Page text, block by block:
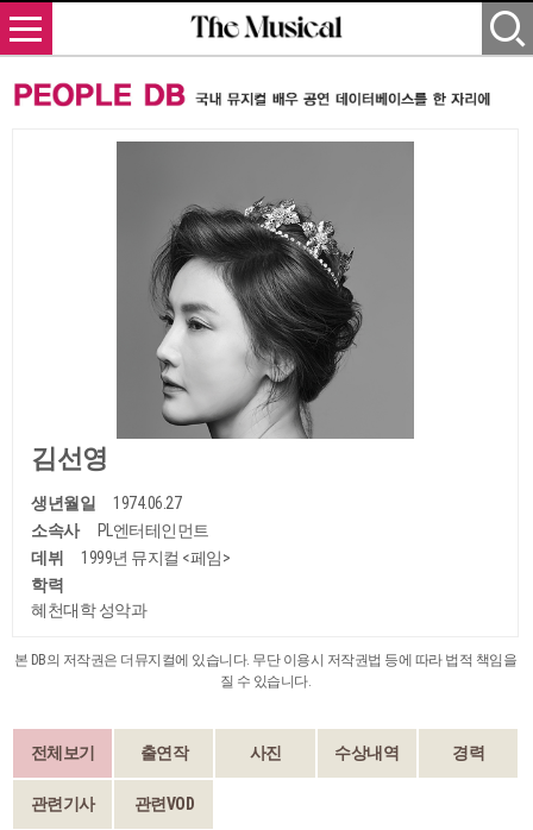
김선영
생년월일
1974.06.27
소속사
PL엔터테인먼트
데뷔
1999년 뮤지컬 <페임>
학력
혜천대학 성악과
본 DB의 저작권은 더뮤지컬에 있습니다. 무단 이용시 저작권법 등에 따라 법적 책임을
질 수 있습니다.
전체보기 출연작 사진 수상내역 경력
관련기사 관련VOD